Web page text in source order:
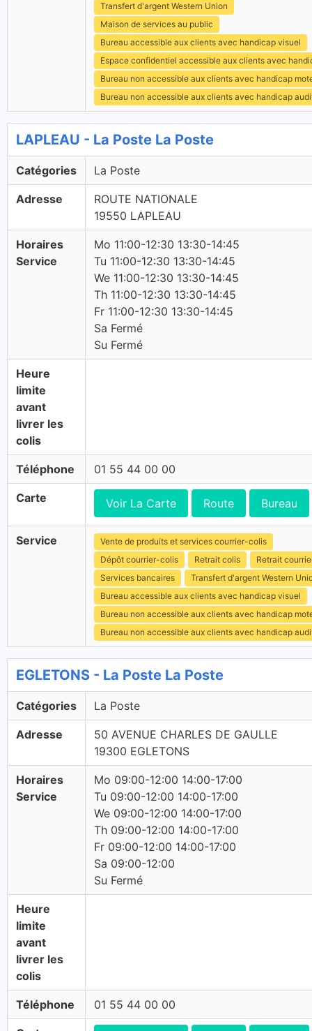
Transfert d'argent Western Union
Maison de services au public
Bureau accessible aux clients avec handicap visuel
Espace confidentiel accessible aux clients avec
Bureau non accessible aux clients avec handicap
Bureau non accessible aux clients avec handicap
LAPLEAU - La Poste La Poste
Catégories La Poste
Adresse
ROUTE NATIONALE
19550 LAPLEAU
Horaires
Service
Mo 11:00-12:30 13:30-14:45
Tu 11:00-12:30 13:30-14:45
We 11:00-12:30 13:30-14:45
Th 11:00-12:30 13:30-14:45
Fr 11:00-12:30 13:30-14:45
Sa Fermé
Su Fermé
Heure
limite
avant
livrer les
colis
Téléphone 01 55 44 00 00
Carte Voir La Carte Route Bureau
Service
Vente de produits et services courrier-colis
Dépôt courrier-colis
Retrait colis
Retrait
Services bancaires
Transfert d'argent Western
Bureau accessible aux clients avec handicap visuel
Bureau non accessible aux clients avec handicap
Bureau non accessible aux clients avec handicap
EGLETONS - La Poste La Poste
Catégories La Poste
Adresse
50 AVENUE CHARLES DE GAULLE
19300 EGLETONS
Horaires
Service
Mo 09:00-12:00 14:00-17:00
Tu 09:00-12:00 14:00-17:00
We 09:00-12:00 14:00-17:00
Th 09:00-12:00 14:00-17:00
Fr 09:00-12:00 14:00-17:00
Sa 09:00-12:00
Su Fermé
Heure
limite
avant
livrer les
colis
Téléphone 01 55 44 00 00